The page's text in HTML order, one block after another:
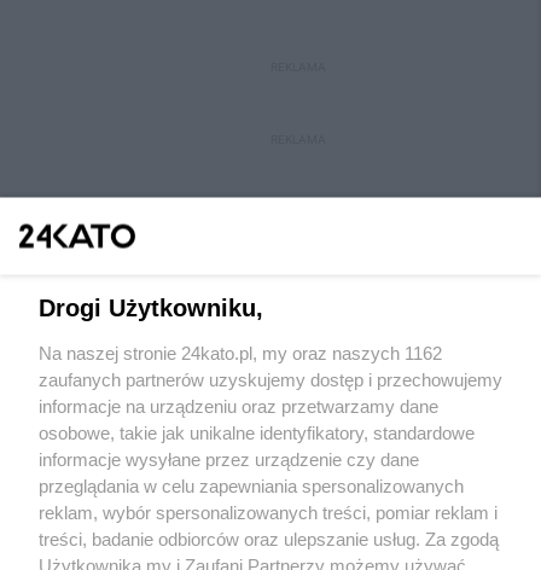
Wydawca mediów lokalnych
Nie zapomnij
zapoznać się z:
polityką prywatności regulamin korzystania z portali
Drogi Użytkowniku,
Na naszej stronie 24kato.pl, my oraz naszych 1162
zaufanych partnerów uzyskujemy dostęp i przechowujemy
informacje na urządzeniu oraz przetwarzamy dane
osobowe, takie jak unikalne identyfikatory, standardowe
informacje wysyłane przez urządzenie czy dane
przeglądania w celu zapewniania spersonalizowanych
reklam, wybór spersonalizowanych treści, pomiar reklam i
treści, badanie odbiorców oraz ulepszanie usług. Za zgodą
Użytkownika my i Zaufani Partnerzy możemy używać